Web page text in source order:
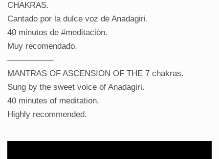
CHAKRAS.
Cantado por la dulce voz de Anadagiri.
40 minutos de #meditación.
Muy recomendado.
—————–
MANTRAS OF ASCENSION OF THE 7 chakras.
Sung by the sweet voice of Anadagiri.
40 minutes of meditation.
Highly recommended.